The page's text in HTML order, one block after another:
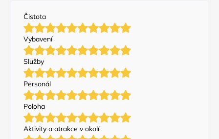
Čistota
Vybavení
Služby
Personál
Poloha
Aktivity a atrakce v okolí